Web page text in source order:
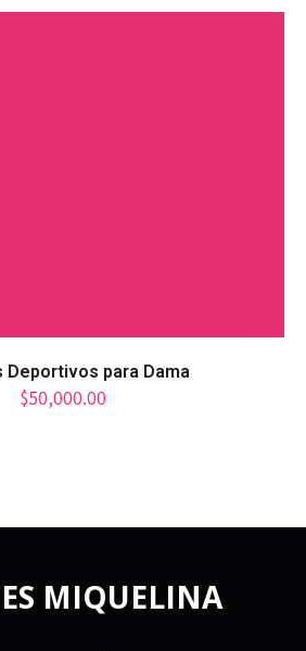
Deportivos para Dama
$50,000.00
MIQUELINA